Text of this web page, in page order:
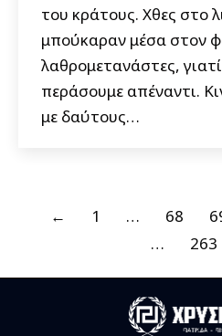
του κράτους. Χθες στο
μπούκαραν μέσα στον
λαθρομετανάστες,
περάσουμε απέναντι.
με δαύτους…
← 1 … 68
…
263